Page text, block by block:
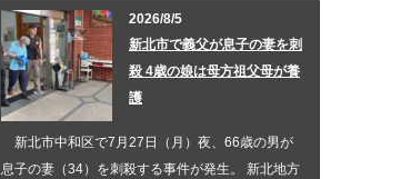
2026/8/5
新北市で義父が息子の妻を刺
殺 4歳の娘は母方祖父母が養
護
新北市中和区で7月27日（月）夜、66歳の男が
息子の妻（34）を刺殺する事件が発生。 新北地方